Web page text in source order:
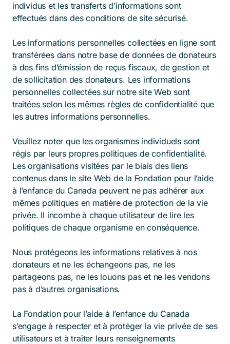
individus et les transferts d’informations sont
effectués dans des conditions de site sécurisé.
Les informations personnelles collectées en ligne sont
transférées dans notre base de données de donateurs
à des fins d’émission de reçus fiscaux, de gestion et
de sollicitation des donateurs. Les informations
personnelles collectées sur notre site Web sont
traitées selon les mêmes règles de confidentialité que
les autres informations personnelles.
Veuillez noter que les organismes individuels sont
régis par leurs propres politiques de confidentialité.
Les organisations visitées par le biais des liens
contenus dans le site Web de la Fondation pour l’aide
à l’enfance du Canada peuvent ne pas adhérer aux
mêmes politiques en matière de protection de la vie
privée. Il incombe à chaque utilisateur de lire les
politiques de chaque organisme en conséquence.
Nous protégeons les informations relatives à nos
donateurs et ne les échangeons pas, ne les
partageons pas, ne les louons pas et ne les vendons
pas à d’autres organisations.
La Fondation pour l’aide à l’enfance du Canada
s’engage à respecter et à protéger la vie privée de ses
utilisateurs et à traiter leurs renseignements